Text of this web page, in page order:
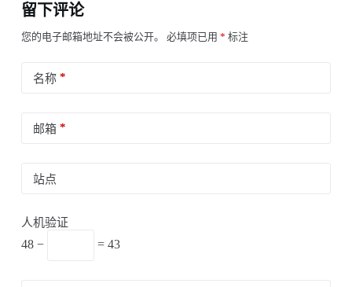
留下评论
您的电子邮箱地址不会被公开。 必填项已用 * 标注
名称*
邮箱*
站点
人机验证
48 − = 43